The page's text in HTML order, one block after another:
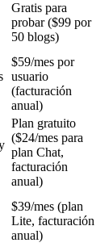
Gratis para
probar ($99 por
50 blogs)
$59/mes por
usuario
(facturación
anual)
Plan gratuito
($24/mes para
plan Chat,
facturación
anual)
$39/mes (plan
Lite, facturación
anual)